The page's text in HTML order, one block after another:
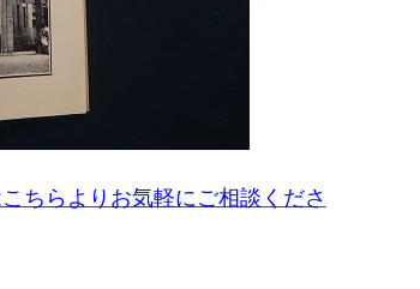
ちらよりお気軽にご相談くださ